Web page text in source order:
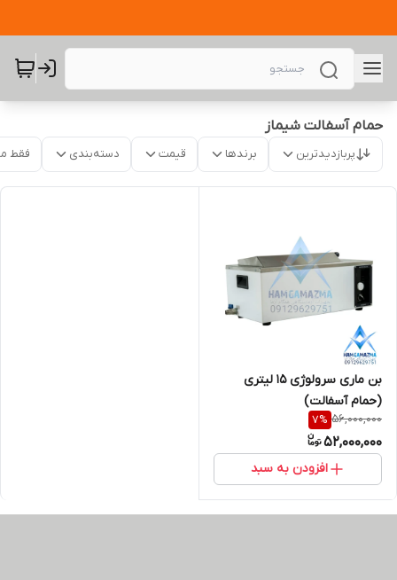
حمام آسفالت شیماز
پربازدیدترین برندها قیمت دسته‌بندی فقط
بن ماری سرولوژی 15 لیتری
(حمام آسفالت)
56,000,000
7%
52,000,000
افزودن به سبد